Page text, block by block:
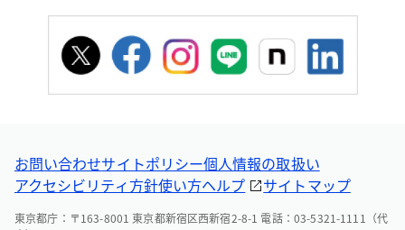
お問い合わせサイトポリシー個人情報の取扱い
アクセシビリティ方針使い方ヘルプ サイトマップ
東京都庁：〒163-8001 東京都新宿区西新宿2-8-1 電話：03-5321-1111（代